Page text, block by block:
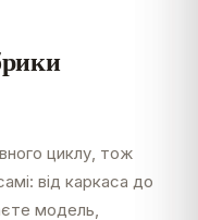
циклу, тож
від каркаса до
модель,